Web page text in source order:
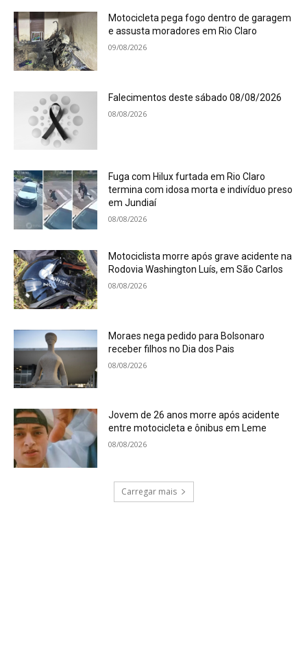
Motocicleta pega fogo dentro de garagem
e assusta moradores em Rio Claro
09/08/2026
Falecimentos deste sábado 08/08/2026
08/08/2026
Fuga com Hilux furtada em Rio Claro
termina com idosa morta e indivíduo preso
em Jundiaí
08/08/2026
Motociclista morre após grave acidente na
Rodovia Washington Luís, em São Carlos
08/08/2026
Moraes nega pedido para Bolsonaro
receber filhos no Dia dos Pais
08/08/2026
Jovem de 26 anos morre após acidente
entre motocicleta e ônibus em Leme
08/08/2026
Carregar mais